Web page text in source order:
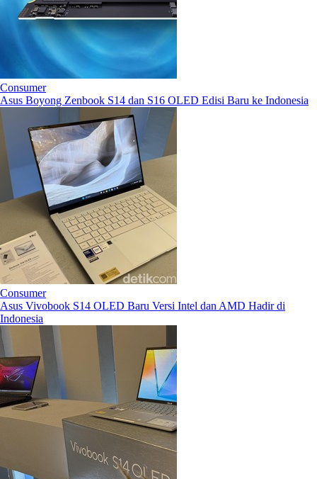
Consumer
Asus Boyong Zenbook S14 dan S16 OLED Edisi Baru ke Indonesia
Consumer
Asus Vivobook S14 OLED Baru Versi Intel dan AMD Hadir di
Indonesia